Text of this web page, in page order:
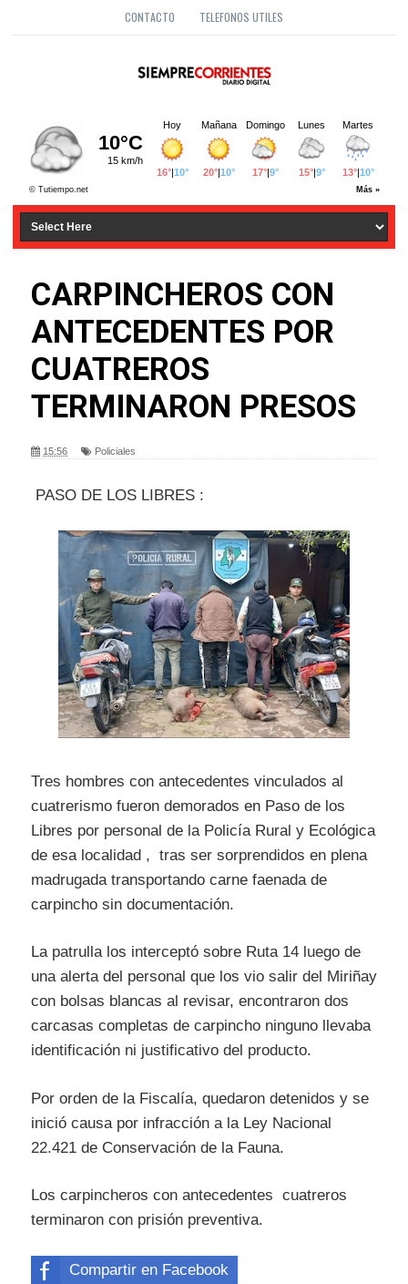
CONTACTO TELEFONOS UTILES
CARPINCHEROS CON
ANTECEDENTES POR
CUATREROS
TERMINARON PRESOS
15:56 Policiales
PASO DE LOS LIBRES :
Tres hombres con antecedentes vinculados al
cuatrerismo fueron demorados en Paso de los
Libres por personal de la Policía Rural y Ecológica
de esa localidad , tras ser sorprendidos en plena
madrugada transportando carne faenada de
carpincho sin documentación.
La patrulla los interceptó sobre Ruta 14 luego de
una alerta del personal que los vio salir del Miriñay
con bolsas blancas al revisar, encontraron dos
carcasas completas de carpincho ninguno llevaba
identificación ni justificativo del producto.
Por orden de la Fiscalía, quedaron detenidos y se
inició causa por infracción a la Ley Nacional
22.421 de Conservación de la Fauna.
Los carpincheros con antecedentes cuatreros
terminaron con prisión preventiva.
Compartir en Facebook